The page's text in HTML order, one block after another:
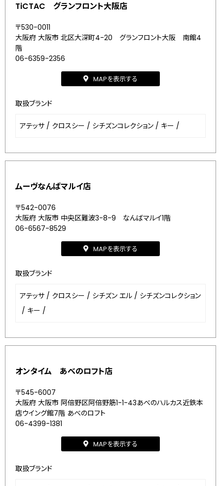
TiCTAC グランフロント大阪店
〒530-0011
大阪府 大阪市 北区大深町4-20 グランフロント大阪 南館4
階
06-6359-2356
MAPを表示する
取扱ブランド
アテッサ / クロスシー / シチズンコレクション / キー /
ムーヴなんばマルイ店
〒542-0076
大阪府 大阪市 中央区難波3-8-9 なんばマルイ1階
06-6567-8529
MAPを表示する
取扱ブランド
アテッサ / クロスシー / シチズン エル / シチズンコレクション
/ キー /
オンタイム あべのロフト店
〒545-6007
大阪府 大阪市 阿倍野区阿倍野筋1-1-43あべのハルカス近鉄本
店ウイング館7階 あべのロフト
06-4399-1381
MAPを表示する
取扱ブランド